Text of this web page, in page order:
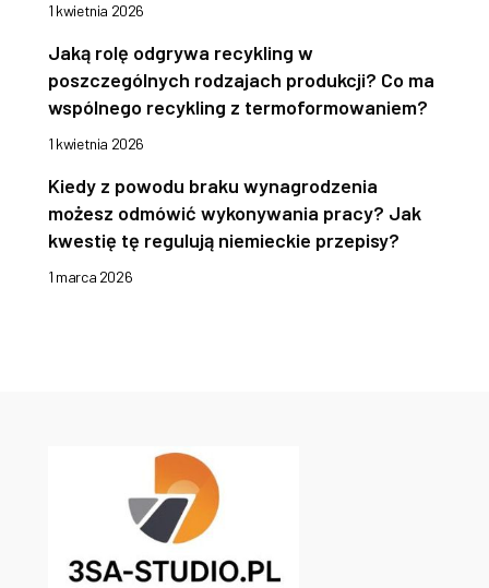
1 kwietnia 2026
Jaką rolę odgrywa recykling w
poszczególnych rodzajach produkcji? Co ma
wspólnego recykling z termoformowaniem?
1 kwietnia 2026
Kiedy z powodu braku wynagrodzenia
możesz odmówić wykonywania pracy? Jak
kwestię tę regulują niemieckie przepisy?
1 marca 2026